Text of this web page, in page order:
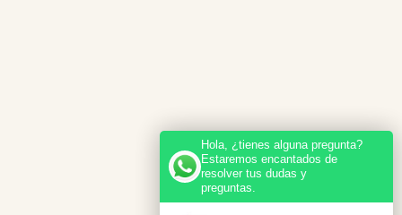
Hola, ¿tienes alguna pregunta?
Estaremos encantados de
resolver tus dudas y
preguntas.